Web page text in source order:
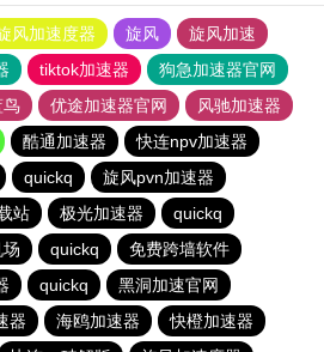
风加速度器 旋风
旋风加速
tiktok加速器
狗急加速器官网
鸟 优途加速器官网
风驰加速器
酷通加速器
快连npv加速器
quickq
旋风pvn加速器
站 极光加速器
quickq
quickq
免费跨墙软件
quickq
黑洞加速官网
器 海鸥加速器
快橙加速器